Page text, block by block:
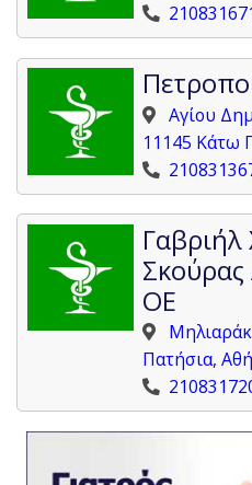
Αγίου
11145 Κάτω
Γαβριήλ
Σκούρας
ΟΕ
Πατήσια,